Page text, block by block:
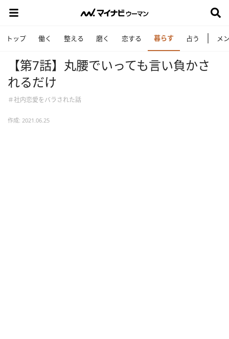
トップ 働く 整える 磨く 恋する 暮らす 占う メ
【第7話】丸腰でいっても言い負かさ
れるだけ
＃社内恋愛をバラされた話
作成: 2021.06.25